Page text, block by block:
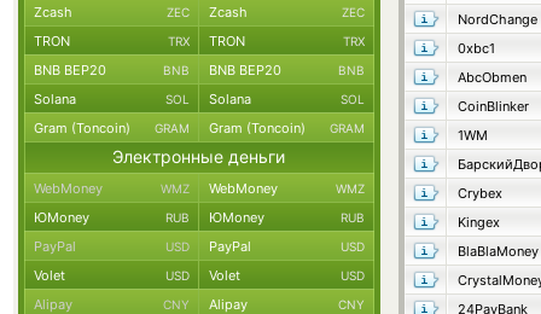
NordChange
0xbc1
AbcObmen
CoinBlinker
1WM
Crybex
Kingex
BlaBlaMoney
24PayBank
Zcash ZEC Zcash ZEC
TRON TRX TRON TRX
BNB BEP20 BNB BNB BEP20 BNB
Solana SOL Solana SOL
Gram (Toncoin) GRAM Gram (Toncoin) GRAM
Электронные деньги
WebMoney WMZ WebMoney WMZ
ЮMoney RUB ЮMoney RUB
PayPal USD PayPal USD
Volet USD Volet USD
Alipay CNY Alipay CNY